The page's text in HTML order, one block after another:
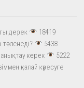
дерек
18419
5438
керек
5222
қалай күресуге